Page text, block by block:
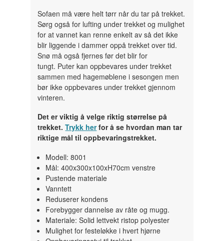
Sofaen må være helt tørr når du tar på trekket.
Sørg også for lufting under trekket og mulighet
for at vannet kan renne enkelt av så det ikke
blir liggende i dammer oppå trekket over tid.
Snø må også fjernes før det blir for
tungt. Puter kan oppbevares under trekket
sammen med hagemøblene i sesongen men
bør ikke oppbevares under trekket gjennom
vinteren.
Det er viktig å velge riktig størrelse på
trekket.Trykk herfor å se hvordan man tar
riktige mål til oppbevaringstrekket.
Modell: 8001
Mål: 400x300x100xH70cm venstre
Pustende materiale
Vanntett
Reduserer kondens
Forebygger dannelse av råte og mugg.
Materiale: Solid lettvekt ristop polyester
Mulighet for festeløkke i hvert hjørne